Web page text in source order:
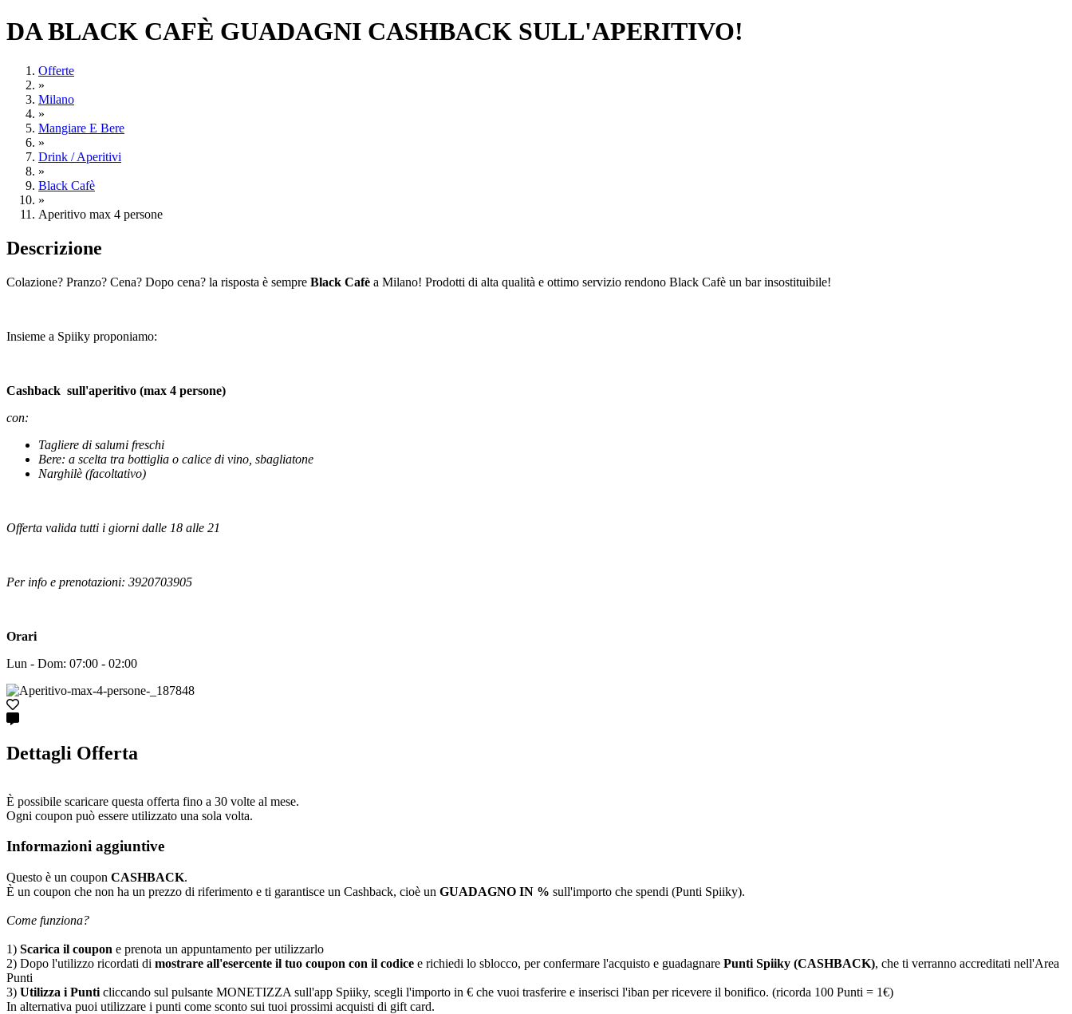
DA BLACK CAFÈ GUADAGNI CASHBACK SULL'APERITIVO!
Offerte
»
Milano
»
Mangiare E Bere
»
Drink / Aperitivi
»
Black Cafè
»
Aperitivo max 4 persone
Descrizione
Colazione? Pranzo? Cena? Dopo cena? la risposta è sempre Black Cafè a Milano! Prodotti di alta qualità e ottimo servizio rendono Black Cafè un bar insostituibile!
Insieme a Spiiky proponiamo:
Cashback sull'aperitivo (max 4 persone)
con:
Tagliere di salumi freschi
Bere: a scelta tra bottiglia o calice di vino, sbagliatone
Narghilè (facoltativo)
Offerta valida tutti i giorni dalle 18 alle 21
Per info e prenotazioni: 3920703905
Orari
Lun - Dom: 07:00 - 02:00
Dettagli Offerta
È possibile scaricare questa offerta fino a 30 volte al mese.
Ogni coupon può essere utilizzato una sola volta.
Informazioni aggiuntive
Questo è un coupon CASHBACK.
È un coupon che non ha un prezzo di riferimento e ti garantisce un Cashback, cioè un GUADAGNO IN % sull'importo che spendi (Punti Spiiky).
Come funziona?
1) Scarica il coupon e prenota un appuntamento per utilizzarlo
2) Dopo l'utilizzo ricordati di mostrare all'esercente il tuo coupon con il codice e richiedi lo sblocco, per confermare l'acquisto e guadagnare Punti Spiiky (CASHBACK), che ti verranno accreditati nell'Area
Punti
3) Utilizza i Punti cliccando sul pulsante MONETIZZA sull'app Spiiky, scegli l'importo in € che vuoi trasferire e inserisci l'iban per ricevere il bonifico. (ricorda 100 Punti = 1€)
In alternativa puoi utilizzare i punti come sconto sui tuoi prossimi acquisti di gift card.